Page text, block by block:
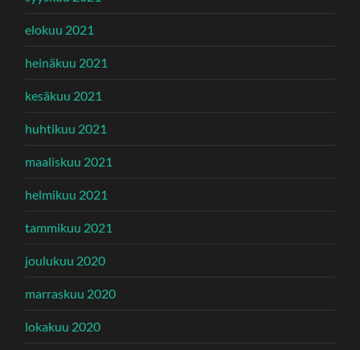
elokuu 2021
heinäkuu 2021
kesäkuu 2021
huhtikuu 2021
maaliskuu 2021
helmikuu 2021
tammikuu 2021
joulukuu 2020
marraskuu 2020
lokakuu 2020